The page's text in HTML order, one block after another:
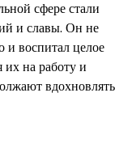
сфере стали
и славы. Он не
и воспитал целое
на работу и
вдохновлять